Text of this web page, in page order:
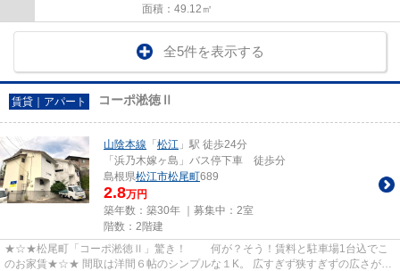
面積：49.12㎡
全5件を表示する
賃貸｜アパート コーポ淞徳Ⅱ
山陰本線 「 松江 」駅 徒歩24分
「浜乃木嫁ヶ島」バス停下車 徒歩分
島根県松江市松尾町689
2.8万円
築年数：築30年 ｜募集中： 2室
階数：2階建
★☆★松尾町「コーポ淞徳Ⅱ」驚き！ 何が？そう！賃料と駐車場1台込でこ
のお家賃★☆★ 間取は洋間６帖のシンプルな１K。 広すぎず狭すぎずの広さが逆